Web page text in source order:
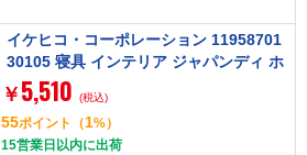
イケヒコ・コーポレーション 11958701
30105 寝具 インテリア ジャパンディ ホ
ワイト シンプル かけ布団カバー カバー
グレー 150×210cm おしゃれ かわいい
落ち着く おすすめ 人気
￥ 5,510 (税込)
55ポイント （1%）
15営業日以内に出荷